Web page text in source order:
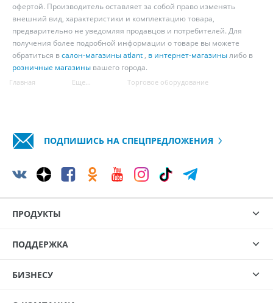
офертой. Производитель оставляет за собой право изменять
внешний вид, характеристики и комплектацию товара,
предварительно не уведомляя продавцов и потребителей. Для
получения более подробной информации о товаре вы можете
обратиться всалон-магазины atlant , в интернет-магазинылибо в
розничные магазины вашего города.
Главная Еще... Торговое оборудование
ПОДПИШИСЬ НА СПЕЦПРЕДЛОЖЕНИЯ
ПРОДУКТЫ
ПОДДЕРЖКА
БИЗНЕСУ